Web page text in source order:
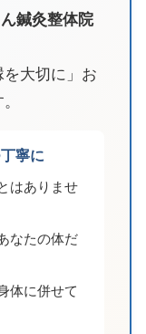
鍼灸整体院
大切に」お
寧に
はありませ
なたの体だ
体に併せて